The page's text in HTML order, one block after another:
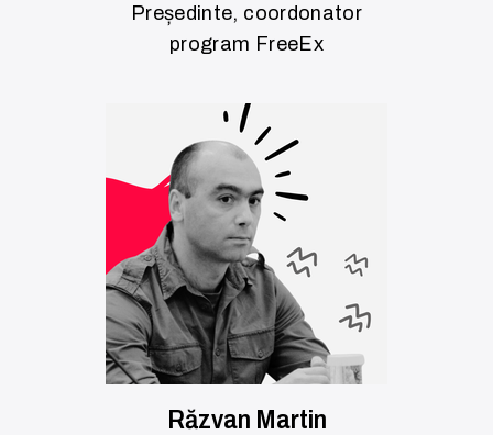
Președinte, coordonator
program FreeEx
Răzvan Martin